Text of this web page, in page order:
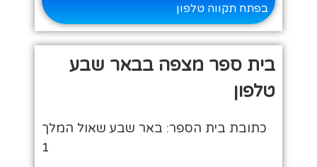
בפתח תקווה טלפון
בית ספר מצפה בבאר שבע
טלפון
כתובת בית הספר: באר שבע שאול המלך
1